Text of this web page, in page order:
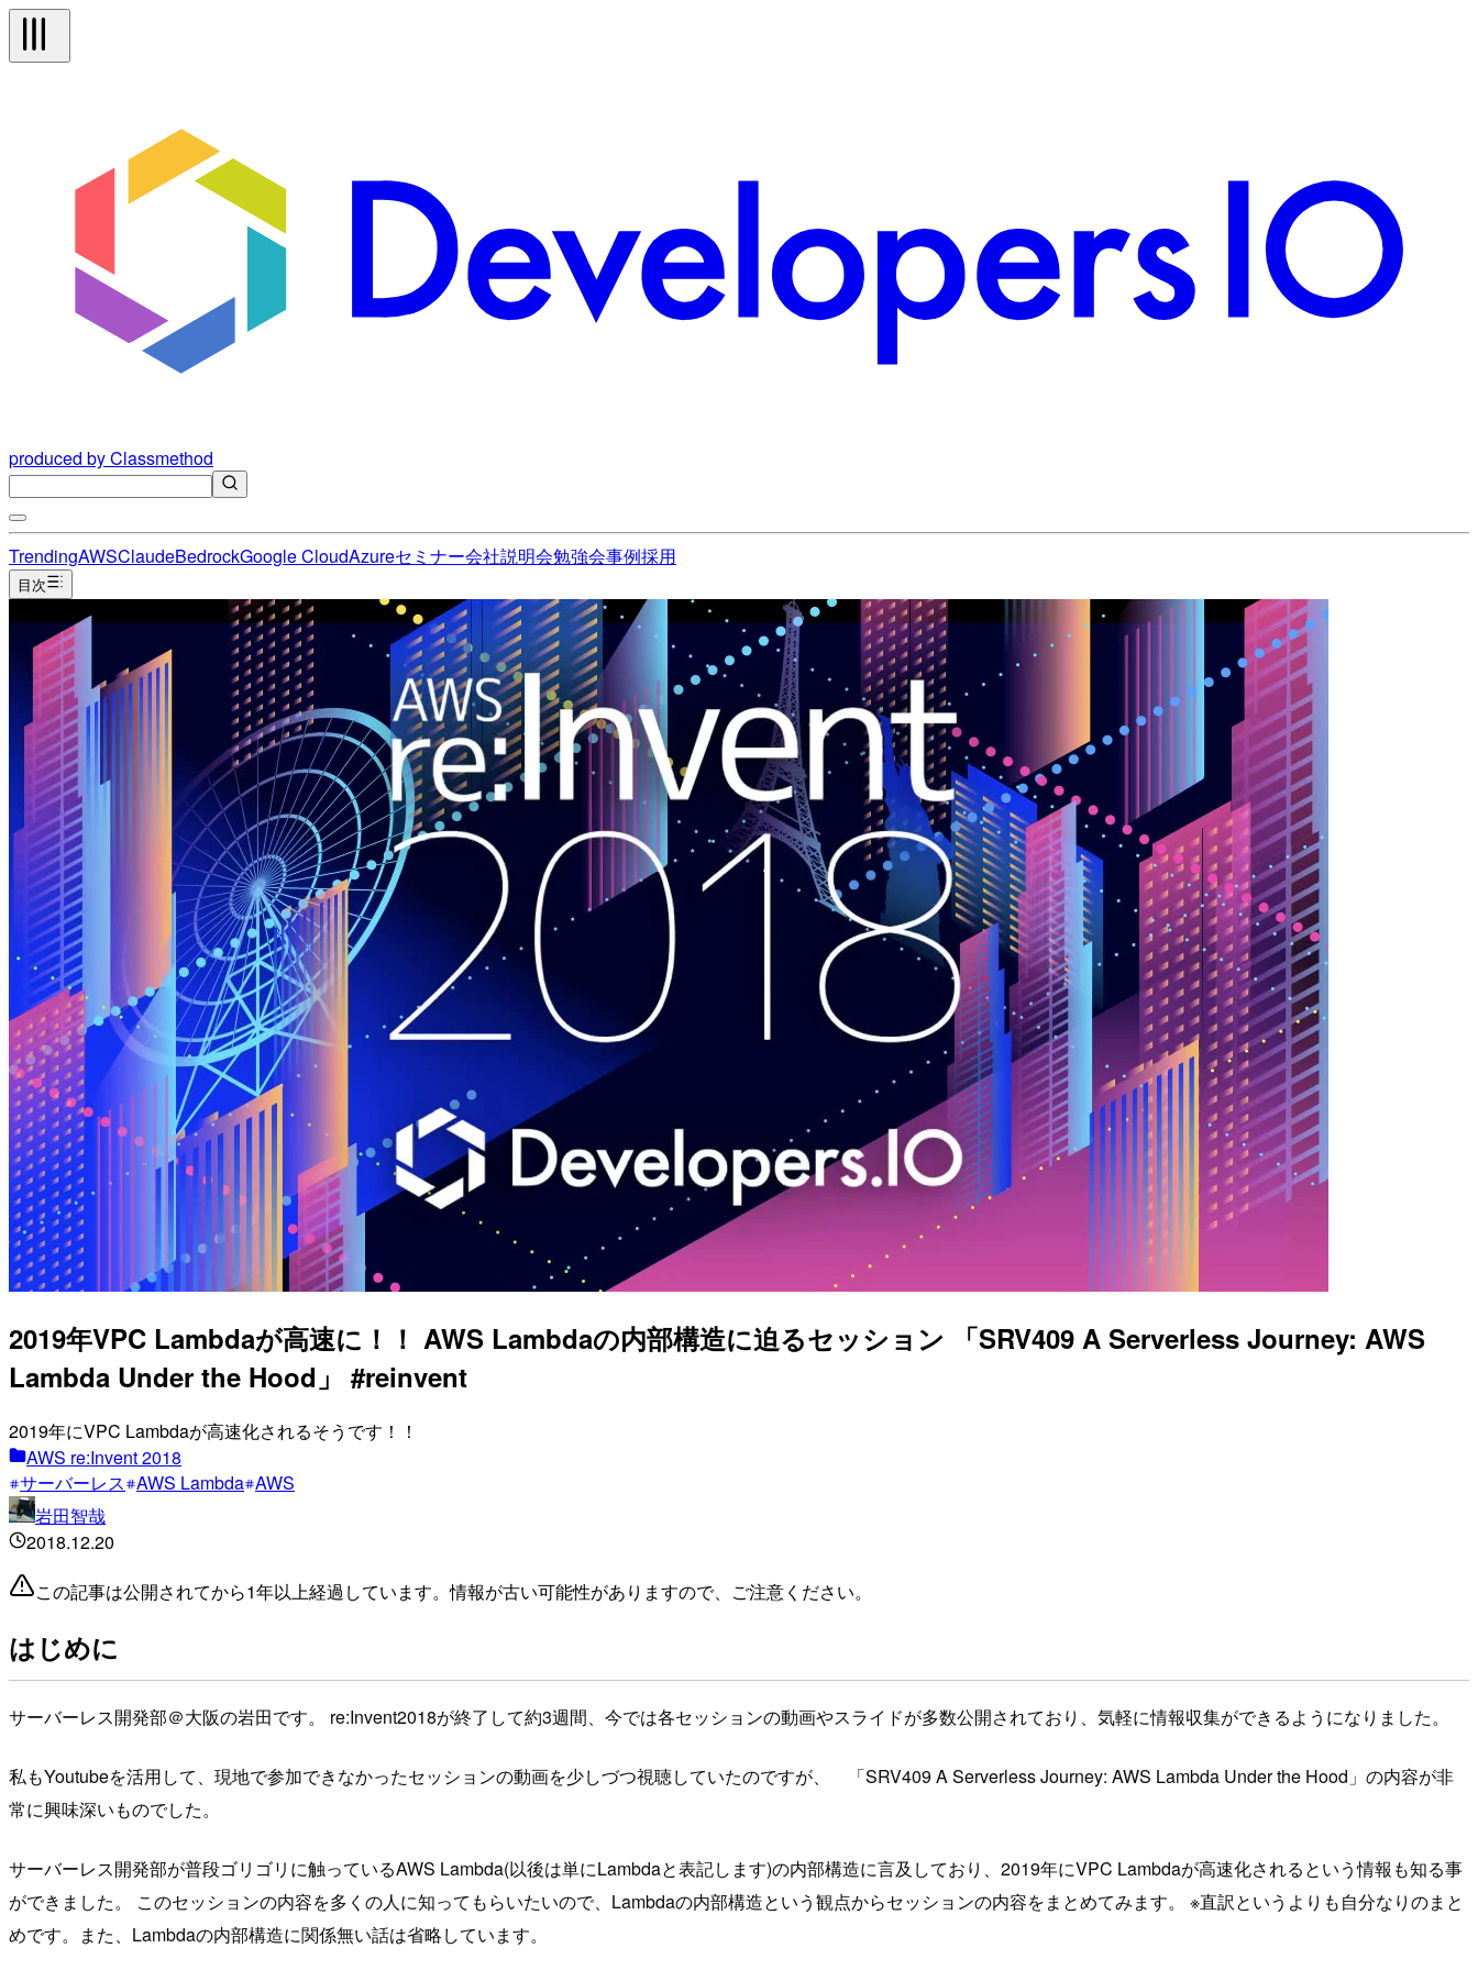
produced by Classmethod
TrendingAWSClaudeBedrockGoogle CloudAzureセミナー会社説明会勉強会事例採用
目次
2019年VPC Lambdaが高速に！！ AWS Lambdaの内部構造に迫るセッション 「SRV409 A Serverless Journey: AWS
Lambda Under the Hood」 #reinvent
2019年にVPC Lambdaが高速化されるそうです！！
AWS re:Invent 2018
サーバーレス AWS Lambda AWS
岩田智哉
2018.12.20
この記事は公開されてから1年以上経過しています。情報が古い可能性がありますので、ご注意ください。
はじめに
サーバーレス開発部＠大阪の岩田です。 re:Invent2018が終了して約3週間、今では各セッションの動画やスライドが多数公開されており、気軽に情報収集ができるようになりました。
私もYoutubeを活用して、現地で参加できなかったセッションの動画を少しづつ視聴していたのですが、 「SRV409 A Serverless Journey: AWS Lambda Under the Hood」の内容が非
常に興味深いものでした。
サーバーレス開発部が普段ゴリゴリに触っているAWS Lambda(以後は単にLambdaと表記します)の内部構造に言及しており、2019年にVPC Lambdaが高速化されるという情報も知る事
ができました。 このセッションの内容を多くの人に知ってもらいたいので、Lambdaの内部構造という観点からセッションの内容をまとめてみます。 ※直訳というよりも自分なりのまと
めです。また、Lambdaの内部構造に関係無い話は省略しています。